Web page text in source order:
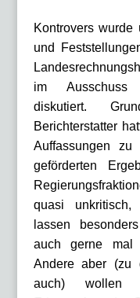
Kontrovers wurde
und
im Ausschuss
diskutiert.
Berichterstatter
Auffassungen
geförderten
quasi unkritisch,
lassen
auch gerne mal
Andere aber (zu
auch) wollen